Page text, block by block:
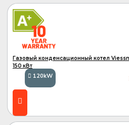
120kW
A+
Газовый конденсационный котел
150 кВт